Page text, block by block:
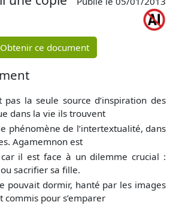
Obtenir ce document
pas la seule source d’inspiration des
dans la vie ils trouvent
phénomène de l’intertextualité, dans
Agamemnon est
car il est face à un dilemme crucial :
sacrifier sa fille.
pouvait dormir, hanté par les images
commis pour s’emparer